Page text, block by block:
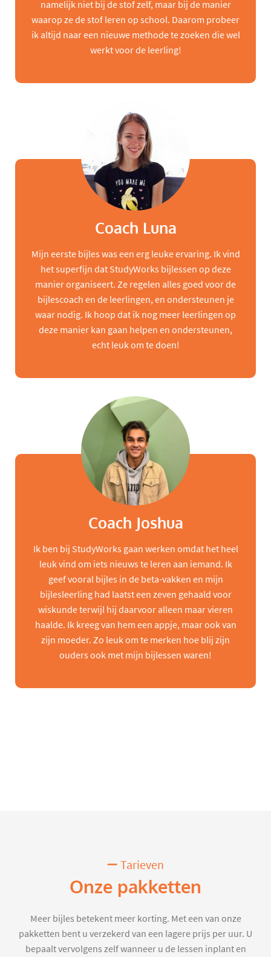
namelijk niet bij de stof zelf, maar bij de manier
waarop ze de stof leren op school. Daarom probeer
ik altijd naar een nieuwe methode te zoeken die wel
werkt voor de leerling!
Coach Luna
Mijn eerste bijles was een erg leuke ervaring. Ik vind
het superfijn dat StudyWorks bijlessen op deze
manier organiseert. Ze regelen alles goed voor de
bijlescoach en de leerlingen, en ondersteunen je
waar nodig. Ik hoop dat ik nog meer leerlingen op
deze manier kan gaan helpen en ondersteunen,
echt leuk om te doen!
Coach Joshua
Ik ben bij StudyWorks gaan werken omdat het heel
leuk vind om iets nieuws te leren aan iemand. Ik
geef vooral bijles in de beta-vakken en mijn
bijlesleerling had laatst een zeven gehaald voor
wiskunde terwijl hij daarvoor alleen maar vieren
haalde. Ik kreeg van hem een appje, maar ook van
zijn moeder. Zo leuk om te merken hoe blij zijn
ouders ook met mijn bijlessen waren!
Tarieven
Onze pakketten
Meer bijles betekent meer korting. Met een van onze
pakketten bent u verzekerd van een lagere prijs per uur. U
bepaalt vervolgens zelf wanneer u de lessen inplant en